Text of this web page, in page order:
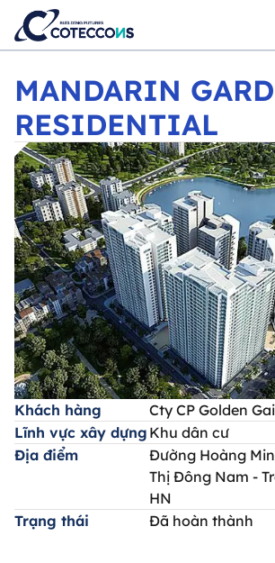
MANDARIN GARDEN RESIDENTIAL
MANDARIN
RESIDENTIAL
Khách hàng
Cty CP Golden
Lĩnh vực xây dựng Khu dân cư
Địa điểm
Đường Hoàng
Thị Đông Nam -
HN
Trạng thái
Đã hoàn thành